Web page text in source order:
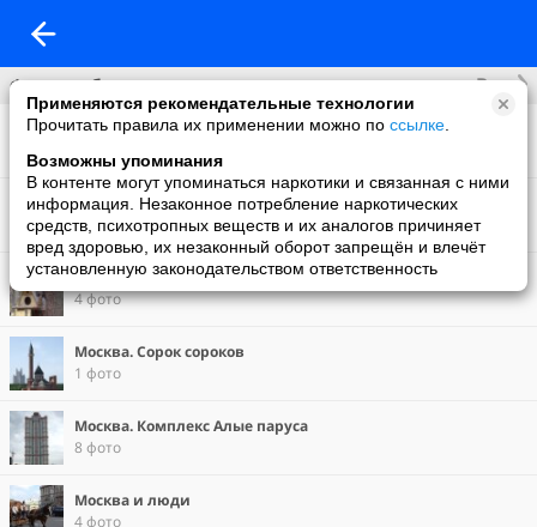
Применяются рекомендательные технологии
Прочитать правила их применении можно по ссылке
Возможны упоминания
В контенте могут упоминаться наркотики и связанная с ними
информация. Незаконное потребление наркотических
средств, психотропных веществ и их аналогов причиняет
вред здоровью, их незаконный оборот запрещён и влечёт
установленную законодательством ответственность
Фотоальбомы Все
Москва. 7 высоток
Ню
12 фото
В лесу
4 фото
Москва. Сорок сороков
1 фото
Москва. Комплекс Алые паруса
8 фото
Москва и люди
4 фото